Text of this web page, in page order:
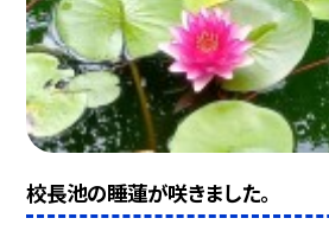
校長池の睡蓮が咲きました。